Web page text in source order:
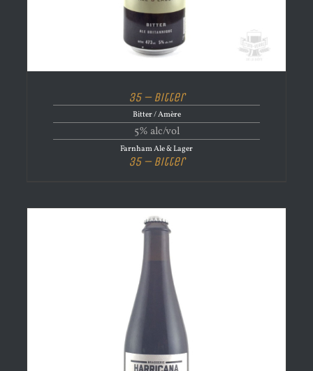
35 – Bitter
Bitter / Amère
5% alc/vol
Farnham Ale & Lager
35 – Bitter